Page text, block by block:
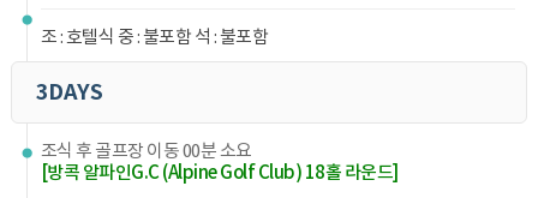
조 : 호텔식 중 : 불포함 석 : 불포함
3DAYS
조식 후 골프장 이동 00분 소요
[방콕 알파인G.C (Alpine Golf Club) 18홀 라운드]